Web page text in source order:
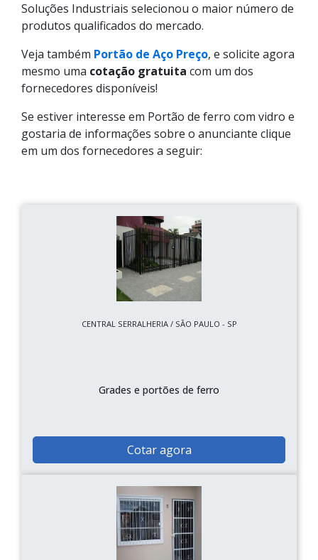
Soluções Industriais selecionou o maior número de
produtos qualificados do mercado.
Veja também Portão de Aço Preço, e solicite agora
mesmo uma cotação gratuita com um dos
fornecedores disponíveis!
Se estiver interesse em Portão de ferro com vidro e
gostaria de informações sobre o anunciante clique
em um dos fornecedores a seguir:
CENTRAL SERRALHERIA / SÃO PAULO - SP
Grades e portões de ferro
Cotar agora